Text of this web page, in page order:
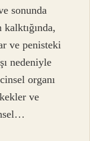
sonunda
ve penisteki
nedeniyle
organı
ve